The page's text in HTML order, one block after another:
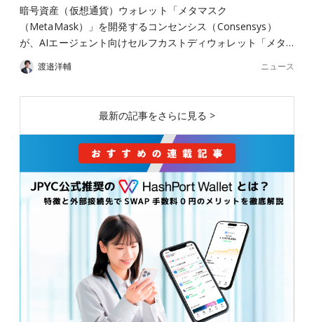
暗号資産（仮想通貨）ウォレット「メタマスク
（MetaMask）」を開発するコンセンシス（Consensys）
が、AIエージェント向けセルフカストディウォレット「メタ…
渡邉洋輔 ニュース
最新の記事をさらに見る >